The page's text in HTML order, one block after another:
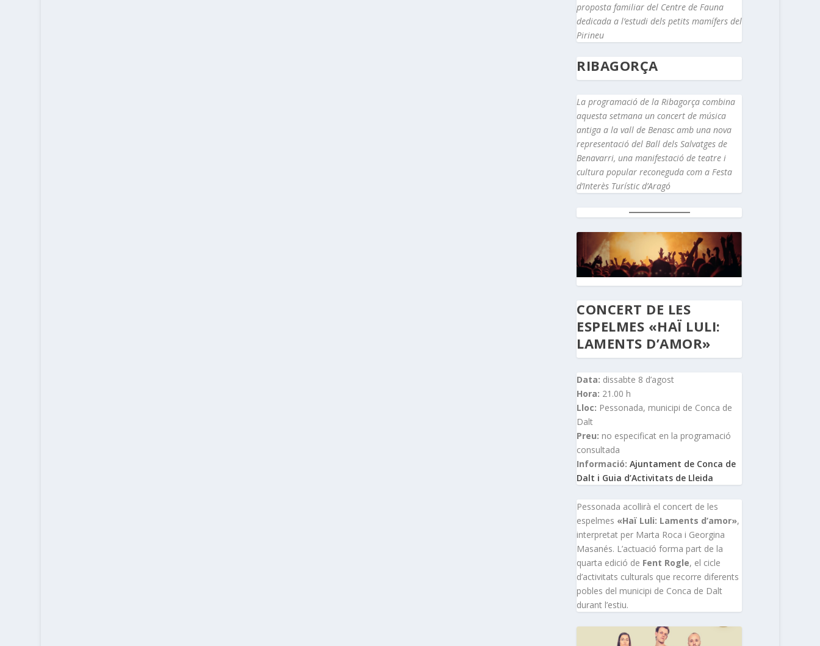
proposta familiar del Centre de Fauna
dedicada a l’estudi dels petits mamífers del
Pirineu
RIBAGORÇA
La programació de la Ribagorça combina
aquesta setmana un concert de música
antiga a la vall de Benasc amb una nova
representació del Ball dels Salvatges de
Benavarri, una manifestació de teatre i
cultura popular reconeguda com a Festa
d’Interès Turístic d’Aragó
CONCERT DE LES
ESPELMES «HAÏ LULI:
LAMENTS D’AMOR»
Data: dissabte 8 d’agost
Hora: 21.00 h
Lloc: Pessonada, municipi de Conca de
Dalt
Preu: no especificat en la programació
consultada
Informació: Ajuntament de Conca de
Dalt i Guia d’Activitats de Lleida
Pessonada acollirà el concert de les
espelmes «Haï Luli: Laments d’amor»,
interpretat per Marta Roca i Georgina
Masanés. L’actuació forma part de la
quarta edició de Fent Rogle, el cicle
d’activitats culturals que recorre diferents
pobles del municipi de Conca de Dalt
durant l’estiu.